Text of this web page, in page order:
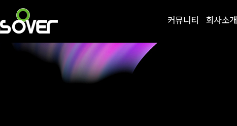
커뮤니티 회사소개